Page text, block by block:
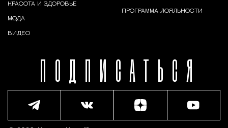
ПОДПИСАТЬСЯ
КРАСОТА И ЗДОРОВЬЕ
МОДА
ВИДЕО
ПРОГРАММА ЛОЯЛЬНОСТИ